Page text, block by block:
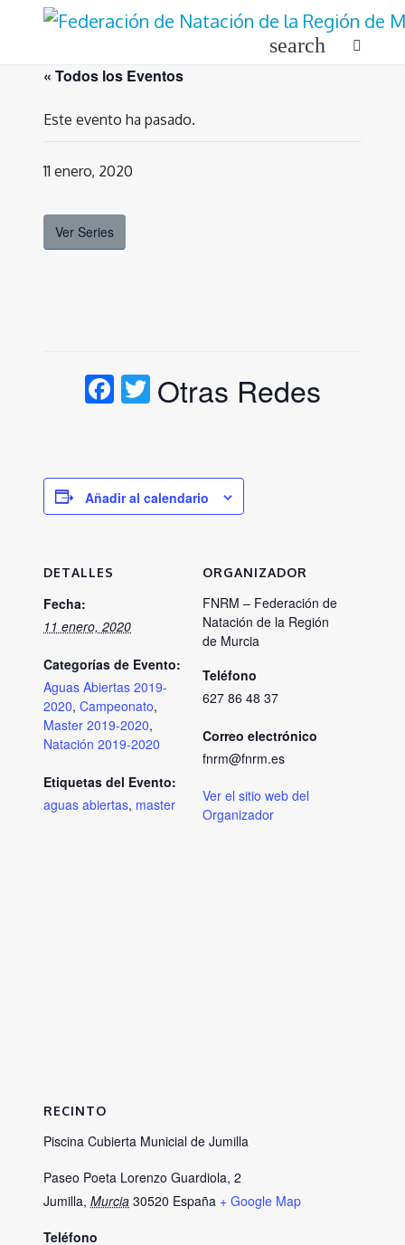
search
« Todos los Eventos
Este evento ha pasado.
11 enero, 2020
Ver Series
Facebook
Twitter
Otras Redes
Añadir al calendario
DETALLES
Fecha:
11 enero, 2020
Categorías de Evento:
Aguas Abiertas 2019-
2020, Campeonato,
Master 2019-2020,
Natación 2019-2020
Etiquetas del Evento:
aguas abiertas, master
ORGANIZADOR
FNRM – Federación de
Natación de la Región
de Murcia
Teléfono
627 86 48 37
Correo electrónico
fnrm@fnrm.es
Ver el sitio web del
Organizador
RECINTO
Piscina Cubierta Municial de Jumilla
Paseo Poeta Lorenzo Guardiola, 2
Jumilla, Murcia 30520 España + Google Map
Teléfono